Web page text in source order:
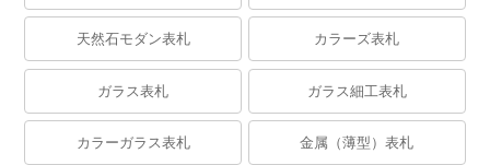
天然石モダン表札 カラーズ表札
ガラス表札 ガラス細工表札
カラーガラス表札 金属（薄型）表札